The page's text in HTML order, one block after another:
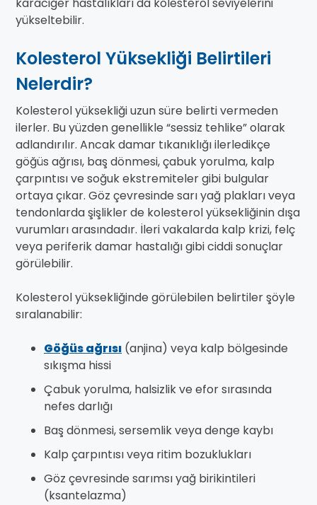
karaciğer hastalıkları da kolesterol seviyelerini
yükseltebilir.
Kolesterol Yüksekliği Belirtileri
Nelerdir?
Kolesterol yüksekliği uzun süre belirti vermeden
ilerler. Bu yüzden genellikle “sessiz tehlike” olarak
adlandırılır. Ancak damar tıkanıklığı ilerledikçe
göğüs ağrısı, baş dönmesi, çabuk yorulma, kalp
çarpıntısı ve soğuk ekstremiteler gibi bulgular
ortaya çıkar. Göz çevresinde sarı yağ plakları veya
tendonlarda şişlikler de kolesterol yüksekliğinin dışa
vurumları arasındadır. İleri vakalarda kalp krizi, felç
veya periferik damar hastalığı gibi ciddi sonuçlar
görülebilir.
Kolesterol yüksekliğinde görülebilen belirtiler şöyle
sıralanabilir:
Göğüs ağrısı (anjina) veya kalp bölgesinde
sıkışma hissi
Çabuk yorulma, halsizlik ve efor sırasında
nefes darlığı
Baş dönmesi, sersemlik veya denge kaybı
Kalp çarpıntısı veya ritim bozuklukları
Göz çevresinde sarımsı yağ birikintileri
(ksantelazma)